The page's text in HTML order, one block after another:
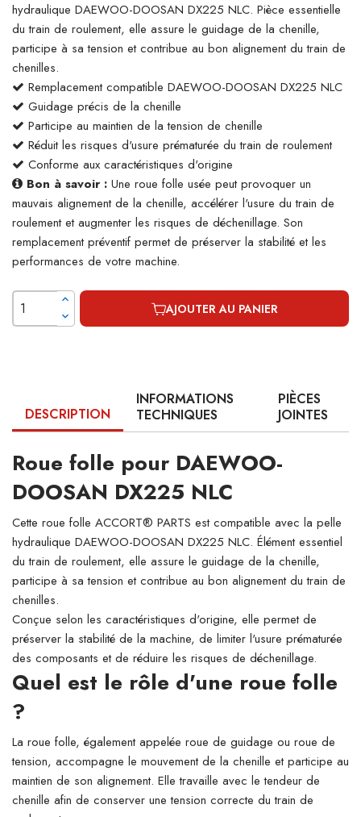
hydraulique DAEWOO-DOOSAN DX225 NLC. Pièce essentielle
du train de roulement, elle assure le guidage de la chenille,
participe à sa tension et contribue au bon alignement du train de
chenilles.
Remplacement compatible DAEWOO-DOOSAN DX225 NLC
Guidage précis de la chenille
Participe au maintien de la tension de chenille
Réduit les risques d'usure prématurée du train de roulement
Conforme aux caractéristiques d'origine
Bon à savoir : Une roue folle usée peut provoquer un
mauvais alignement de la chenille, accélérer l'usure du train de
roulement et augmenter les risques de déchenillage. Son
remplacement préventif permet de préserver la stabilité et les
performances de votre machine.
AJOUTER AU PANIER
DESCRIPTION
INFORMATIONS
TECHNIQUES
PIÈCES
JOINTES
Roue folle pour DAEWOO-
DOOSAN DX225 NLC
Cette roue folle ACCORT® PARTS est compatible avec la pelle
hydraulique DAEWOO-DOOSAN DX225 NLC. Élément essentiel
du train de roulement, elle assure le guidage de la chenille,
participe à sa tension et contribue au bon alignement du train de
chenilles.
Conçue selon les caractéristiques d'origine, elle permet de
préserver la stabilité de la machine, de limiter l'usure prématurée
des composants et de réduire les risques de déchenillage.
Quel est le rôle d'une roue folle
?
La roue folle, également appelée roue de guidage ou roue de
tension, accompagne le mouvement de la chenille et participe au
maintien de son alignement. Elle travaille avec le tendeur de
chenille afin de conserver une tension correcte du train de